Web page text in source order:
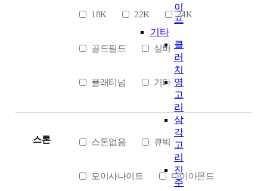
이
프
기타
클
러
치
영
고
리
삼
각
고
리
진
주
18K 22K 24K
골드필드 실버
플래티넘 기타
스톤 스톤없음 큐빅
모이사나이트 다이아몬드